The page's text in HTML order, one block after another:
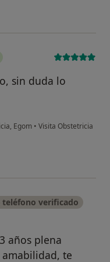
sin duda lo
Egom • Visita Obstetricia
teléfono verificado
años plena
te